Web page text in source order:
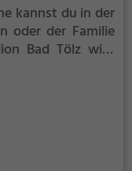
kannst du in der
oder der Familie
Bad Tölz wird
mit Laufhilfen